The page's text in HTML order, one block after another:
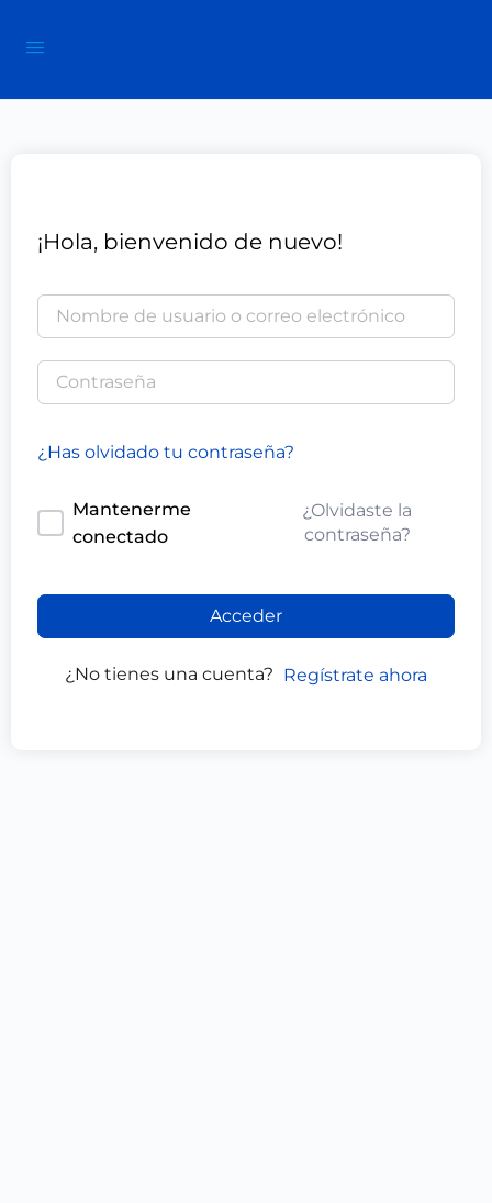
¡Hola, bienvenido de nuevo!
¿Has olvidado tu contraseña?
Mantenerme
conectado
¿Olvidaste la
contraseña?
Acceder
¿No tienes una cuenta? Regístrate ahora